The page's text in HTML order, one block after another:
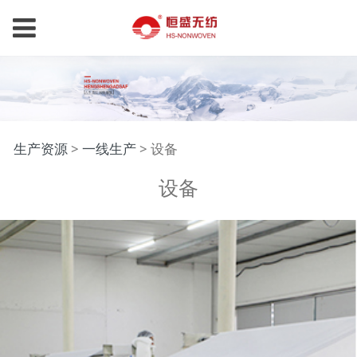
设备
生产资源> 一线生产> 设备
设备